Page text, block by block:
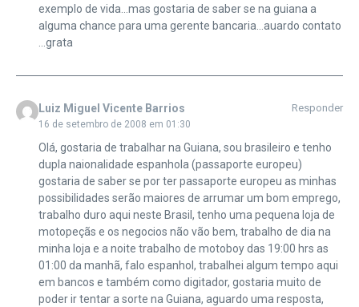
exemplo de vida…mas gostaria de saber se na guiana a
alguma chance para uma gerente bancaria…auardo contato
…grata
Luiz Miguel Vicente Barrios
16 de setembro de 2008 em 01:30
Responder
Olá, gostaria de trabalhar na Guiana, sou brasileiro e tenho
dupla naionalidade espanhola (passaporte europeu)
gostaria de saber se por ter passaporte europeu as minhas
possibilidades serão maiores de arrumar um bom emprego,
trabalho duro aqui neste Brasil, tenho uma pequena loja de
motopeçãs e os negocios não vão bem, trabalho de dia na
minha loja e a noite trabalho de motoboy das 19:00 hrs as
01:00 da manhã, falo espanhol, trabalhei algum tempo aqui
em bancos e também como digitador, gostaria muito de
poder ir tentar a sorte na Guiana, aguardo uma resposta,